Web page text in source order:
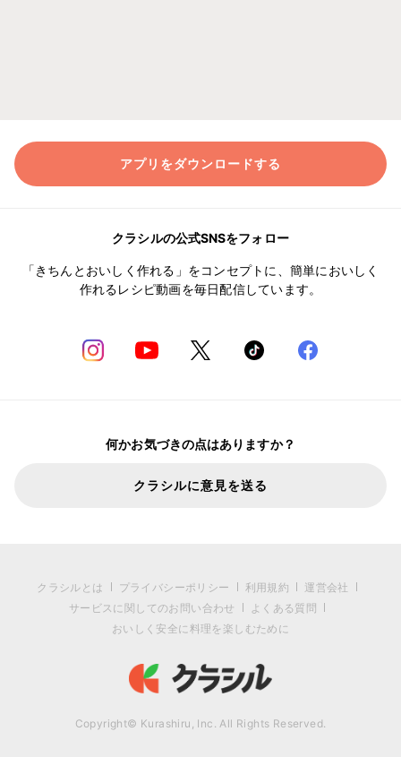
アプリをダウンロードする
クラシルの公式SNSをフォロー
「きちんとおいしく作れる」をコンセプトに、簡単においしく
作れるレシピ動画を毎日配信しています。
何かお気づきの点はありますか？
クラシルに意見を送る
クラシルとは プライバシーポリシー 利用規約
運営会社
サービスに関してのお問い合わせ
よくある質問
おいしく安全に料理を楽しむために
Copyright© Kurashiru, Inc. All Rights Reserved.